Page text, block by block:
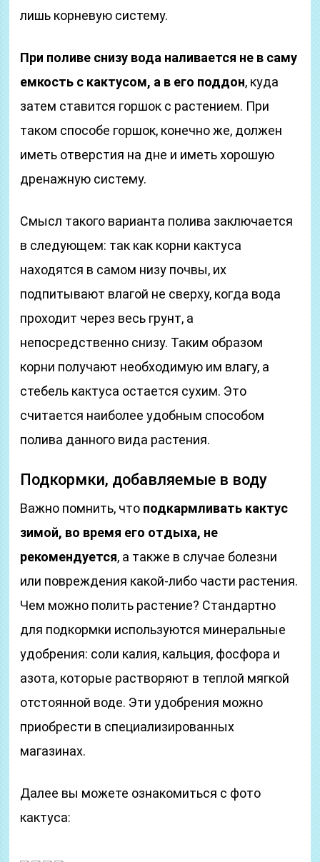
лишь корневую систему.
При поливе снизу вода наливается не в саму
емкость с кактусом, а в его поддон, куда
затем ставится горшок с растением. При
таком способе горшок, конечно же, должен
иметь отверстия на дне и иметь хорошую
дренажную систему.
Смысл такого варианта полива заключается
в следующем: так как корни кактуса
находятся в самом низу почвы, их
подпитывают влагой не сверху, когда вода
проходит через весь грунт, а
непосредственно снизу. Таким образом
корни получают необходимую им влагу, а
стебель кактуса остается сухим. Это
считается наиболее удобным способом
полива данного вида растения.
Подкормки, добавляемые в воду
Важно помнить, что подкармливать кактус
зимой, во время его отдыха, не
рекомендуется, а также в случае болезни
или повреждения какой-либо части растения.
Чем можно полить растение? Стандартно
для подкормки используются минеральные
удобрения: соли калия, кальция, фосфора и
азота, которые растворяют в теплой мягкой
отстоянной воде. Эти удобрения можно
приобрести в специализированных
магазинах.
Далее вы можете ознакомиться с фото
кактуса: